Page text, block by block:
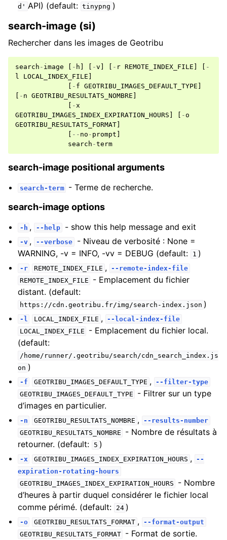
d' API) (default: tinypng )
search-image (si)
Rechercher dans les images de Geotribu
search - image - h -v - r REMOTE_INDEX_FILE
-
l
LOCAL_INDEX_FILE
- f GEOTRIBU_IMAGES_DEFAULT_TYPE
- n GEOTRIBU_RESULTATS_NOMBRE
-x
GEOTRIBU_IMAGES_INDEX_EXPIRATION_HOURS
-o
GEOTRIBU_RESULTATS_FORMAT
-- no - prompt
search -term
search-image positional arguments
search-term - Terme de recherche.
search-image options
-h , --help - show this help message and exit
-v , --verbose
- Niveau de verbosité : None =
WARNING, -v = INFO, -vv = DEBUG (default:
1 )
-r REMOTE_INDEX_FILE ,
--remote-index-file
REMOTE_INDEX_FILE
- Emplacement du fichier
distant. (default:
https://cdn.geotribu.fr/img/search-index.json )
-l LOCAL_INDEX_FILE ,
--local-index-file
LOCAL_INDEX_FILE
- Emplacement du fichier local.
(default:
/home/runner/.geotribu/search/cdn_search_index.js
on )
-f GEOTRIBU_IMAGES_DEFAULT_TYPE ,
--filter-type
GEOTRIBU_IMAGES_DEFAULT_TYPE
- Filtrer sur un type
d’images en particulier.
-n GEOTRIBU_RESULTATS_NOMBRE ,
--results-number
GEOTRIBU_RESULTATS_NOMBRE
- Nombre de résultats à
retourner. (default:
5 )
-x GEOTRIBU_IMAGES_INDEX_EXPIRATION_HOURS ,
--
expiration-rotating-hours
GEOTRIBU_IMAGES_INDEX_EXPIRATION_HOURS
- Nombre
d’heures à partir duquel considérer le fichier local
comme périmé. (default:
24 )
-o GEOTRIBU_RESULTATS_FORMAT ,
--format-output
GEOTRIBU_RESULTATS_FORMAT
- Format de sortie.